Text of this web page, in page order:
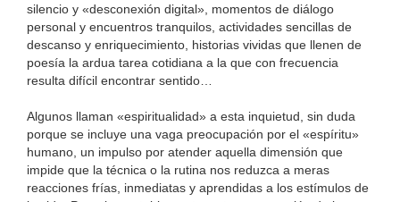
silencio y «desconexión digital», momentos de diálogo
personal y encuentros tranquilos, actividades sencillas de
descanso y enriquecimiento, historias vividas que llenen de
poesía la ardua tarea cotidiana a la que con frecuencia
resulta difícil encontrar sentido…
Algunos llaman «espiritualidad» a esta inquietud, sin duda
porque se incluye una vaga preocupación por el «espíritu»
humano, un impulso por atender aquella dimensión que
impide que la técnica o la rutina nos reduzca a meras
reacciones frías, inmediatas y aprendidas a los estímulos de